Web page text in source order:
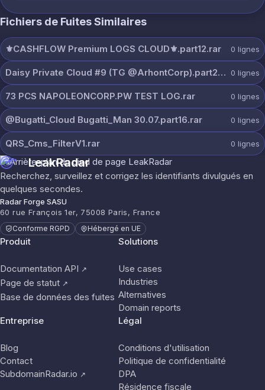
Fichiers de Fuites Similaires
⚜️CASHFLOW Premium LOGS CLOUD⚜️.part12.rar 0 lignes
Daisy Private Cloud #9 (TG @ArhontCorp).part2.rar 0 lignes
73 PCS NAPOLEONCORP.PW TEST LOG.rar 0 lignes
@Bugatti_Cloud Bugatti_Man 30.07.part16.rar 0 lignes
QRS_Cms_FilterV1.rar 0 lignes
LeakRadar
Recherchez, surveillez et corrigez les identifiants divulgués en
quelques secondes.
Radar Forge SASU
60 rue François 1er, 75008 Paris, France
Conforme RGPD Hébergé en UE
Produit
Documentation API ↗
Page de statut ↗
Base de données des fuites
Solutions
Use cases
Industries
Alternatives
Domain reports
Entreprise
Blog
Contact
SubdomainRadar.io ↗
Légal
Conditions d'utilisation
Politique de confidentialité
DPA
Résidence fiscale